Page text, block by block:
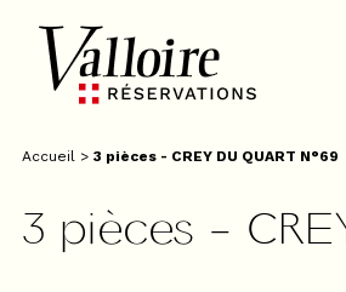
Accueil > 3 pièces - CREY DU QUART N°69
3 pièces -